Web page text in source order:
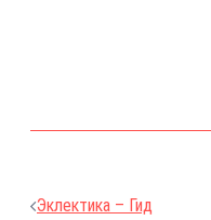
Навигация
Эклектика – Гид